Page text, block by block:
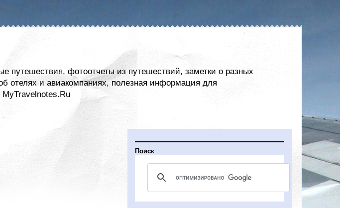
путешествия, фотоотчеты из путешествий, заметки о разных
отелях и авиакомпаниях, полезная информация для
Поиск